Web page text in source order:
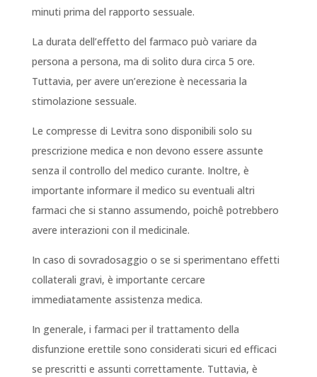
minuti prima del rapporto sessuale.
La durata dell’effetto del farmaco può variare da
persona a persona, ma di solito dura circa 5 ore.
Tuttavia, per avere un’erezione è necessaria la
stimolazione sessuale.
Le compresse di Levitra sono disponibili solo su
prescrizione medica e non devono essere assunte
senza il controllo del medico curante. Inoltre, è
importante informare il medico su eventuali altri
farmaci che si stanno assumendo, poichê potrebbero
avere interazioni con il medicinale.
In caso di sovradosaggio o se si sperimentano effetti
collaterali gravi, è importante cercare
immediatamente assistenza medica.
In generale, i farmaci per il trattamento della
disfunzione erettile sono considerati sicuri ed efficaci
se prescritti e assunti correttamente. Tuttavia, è